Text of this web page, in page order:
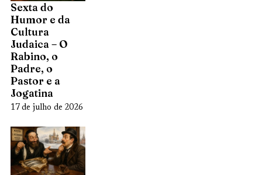
Sexta do
Humor e da
Cultura
Judaica – O
Rabino, o
Padre, o
Pastor e a
Jogatina
17 de julho de 2026